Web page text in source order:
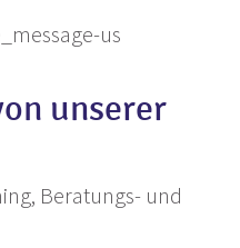
unserer
Beratungs- und